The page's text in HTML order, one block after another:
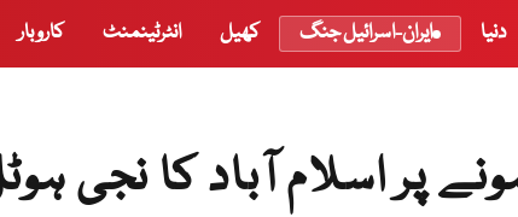
دنیا ایران-اسرائیل جنگ کھیل انٹرٹینمنٹ کاروبار
پر اسلام آباد کا نجی